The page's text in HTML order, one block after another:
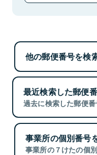
他の郵便番号を検
最近検索した郵便
過去に検索した郵便番
事業所の個別番号
事業所の７けたの個